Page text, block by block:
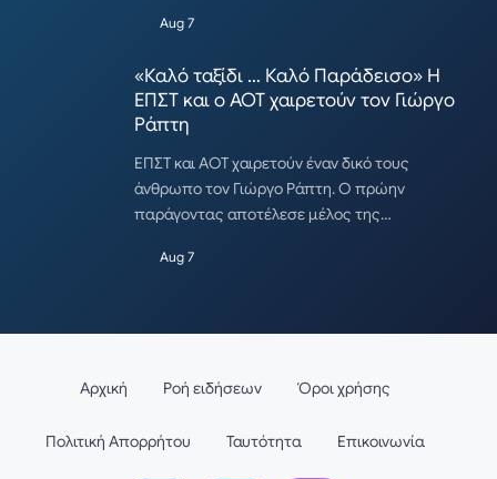
Aug 7
«Καλό ταξίδι … Καλό Παράδεισο» Η
ΕΠΣΤ και ο ΑΟΤ χαιρετούν τον Γιώργο
Ράπτη
ΕΠΣΤ και ΑΟΤ χαιρετούν έναν δικό τους
άνθρωπο τον Γιώργο Ράπτη. Ο πρώην
παράγοντας αποτέλεσε μέλος της…
Aug 7
Αρχική Ροή ειδήσεων Όροι χρήσης
Πολιτική Απορρήτου Ταυτότητα Επικοινωνία